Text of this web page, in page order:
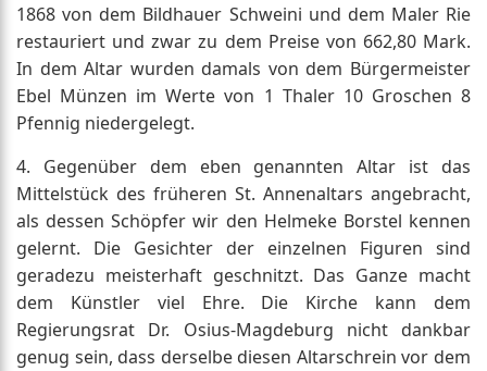
1868 von dem Bildhauer Schweini und dem Maler Rie
restauriert und zwar zu dem Preise von 662,80 Mark.
In dem Altar wurden damals von dem Bürgermeister
Ebel Münzen im Werte von 1 Thaler 10 Groschen 8
Pfennig niedergelegt.
4. Gegenüber dem eben genannten Altar ist das
Mittelstück des früheren St. Annenaltars angebracht,
als dessen Schöpfer wir den Helmeke Borstel kennen
gelernt. Die Gesichter der einzelnen Figuren sind
geradezu meisterhaft geschnitzt. Das Ganze macht
dem Künstler viel Ehre. Die Kirche kann dem
Regierungsrat Dr. Osius-Magdeburg nicht dankbar
genug sein, dass derselbe diesen Altarschrein vor dem